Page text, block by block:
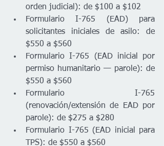
orden judicial): de $100 a $102
Formulario I-765 (EAD) para
solicitantes iniciales de asilo: de
$550 a $560
Formulario I-765 (EAD inicial por
permiso humanitario — parole): de
$550 a $560
Formulario I-765
(renovación/extensión de EAD por
parole): de $275 a $280
Formulario I-765 (EAD inicial para
TPS): de $550 a $560